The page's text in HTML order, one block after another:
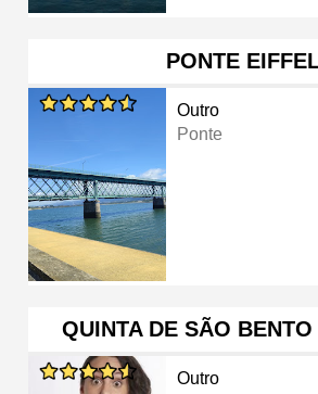
PONTE
Outro
Ponte
QUINTA DE SÃO
Outro